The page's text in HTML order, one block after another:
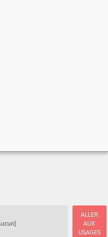
ALLER
AUX
USAGES